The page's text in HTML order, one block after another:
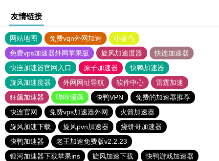
友情链接
网站地图 免费vqn外网加速
小蓝鸟
免费vps加速器外网苹果版
旋风加速度器
快连加速器
快连加速器官网入口
原子加速器
快鸭加速器
旋风加速度器
外网网址导航 软件中心
雷霆加速
狂飙加速器
哔咔漫画 快鸭VPN
免费的加速器推荐
快连官网
免费vps加速器外网
火箭加速器
旋风加速下载
旋风pvn加速器
烧饼哥加速器
快鸭加速器
老王加速免费版v2.2.23
银河加速器下载苹果ins
旋风加速下载
快鸭游戏加速器